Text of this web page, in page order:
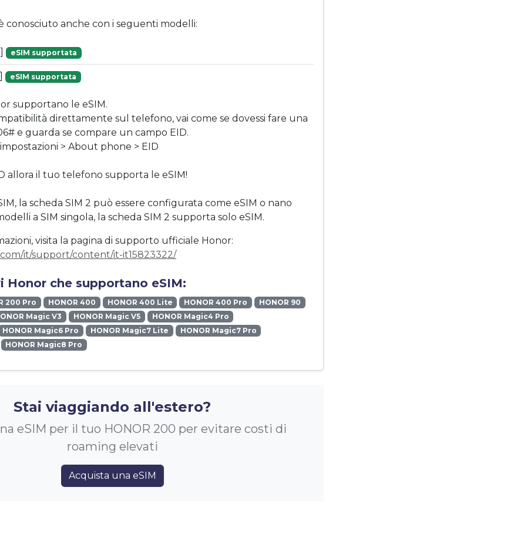
conosciuto anche con i seguenti modelli:
eSIM supportata
eSIM supportata
supportano le eSIM.
direttamente sul telefono, vai come se dovessi fare una
e guarda se compare un campo EID.
> About phone > EID
allora il tuo telefono supporta le eSIM!
la scheda SIM 2 può essere configurata come eSIM o nano
a SIM singola, la scheda SIM 2 supporta solo eSIM.
visita la pagina di supporto ufficiale Honor:
it/support/content/it-it15823322/
che supportano eSIM:
200 Pro HONOR 400 HONOR 400 Lite HONOR 400 Pro
HONOR 90
Magic V3 HONOR Magic V5
HONOR Magic4 Pro
HONOR Magic6 Pro HONOR Magic7 Lite
HONOR Magic7 Pro
HONOR Magic8 Pro
Stai viaggiando all'estero?
eSIM per il tuo HONOR 200 per evitare costi di
roaming elevati
Acquista una eSIM